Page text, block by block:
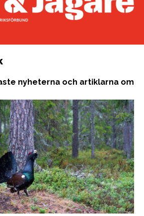
nyheterna och artiklarna om